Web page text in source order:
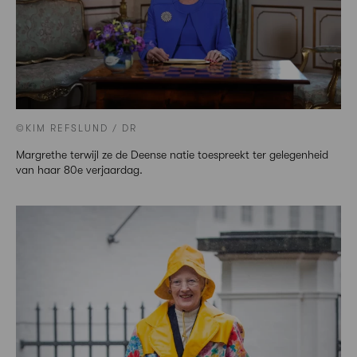
©KIM REFSLUND / DR
Margrethe terwijl ze de Deense natie toespreekt ter gelegenheid
van haar 80e verjaardag.